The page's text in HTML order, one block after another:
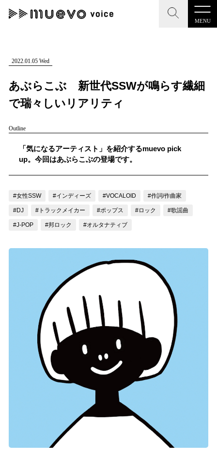
MENU
CLOSE
記事を検索する
人気ワード
#男性SSW #ポップス #女性SSW
CLOSE
"読者の声を形にする”音楽特化メディア
MENU
記事一覧
お問い合わせ
記事リクエスト
ログイン
muevoクラウドファンディング
muevoコミュニティ
ぶいクラ！by muevo
ぶいコミュ！by muevo
ぶいマガ！ by muevo
2022.01.05 Wed
あぶらこぶ 新世代SSWが鳴らす繊細
で瑞々しいリアリティ
Outline
「気になるアーティスト」を紹介するmuevo pick
up。今回はあぶらこぶの登場です。
#女性SSW #インディーズ #VOCALOID #作詞/作曲家
#DJ #トラックメイカー #ポップス #ロック #歌謡曲
#J-POP #邦ロック #オルタナティブ